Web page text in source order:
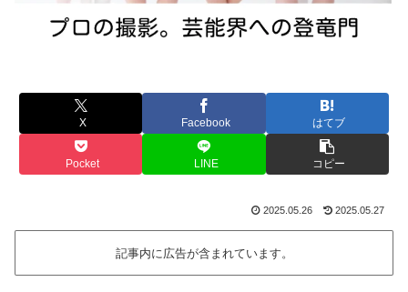
X Facebook はてブ
Pocket LINE コピー
2025.05.26 2025.05.27
記事内に広告が含まれています。